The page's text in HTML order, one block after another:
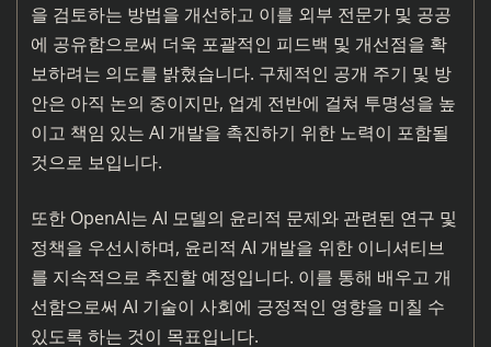
을 검토하는 방법을 개선하고 이를 외부 전문가 및 공공
에 공유함으로써 더욱 포괄적인 피드백 및 개선점을 확
보하려는 의도를 밝혔습니다. 구체적인 공개 주기 및 방
안은 아직 논의 중이지만, 업계 전반에 걸쳐 투명성을 높
이고 책임 있는 AI 개발을 촉진하기 위한 노력이 포함될
것으로 보입니다.
또한 OpenAI는 AI 모델의 윤리적 문제와 관련된 연구 및
정책을 우선시하며, 윤리적 AI 개발을 위한 이니셔티브
를 지속적으로 추진할 예정입니다. 이를 통해 배우고 개
선함으로써 AI 기술이 사회에 긍정적인 영향을 미칠 수
있도록 하는 것이 목표입니다.